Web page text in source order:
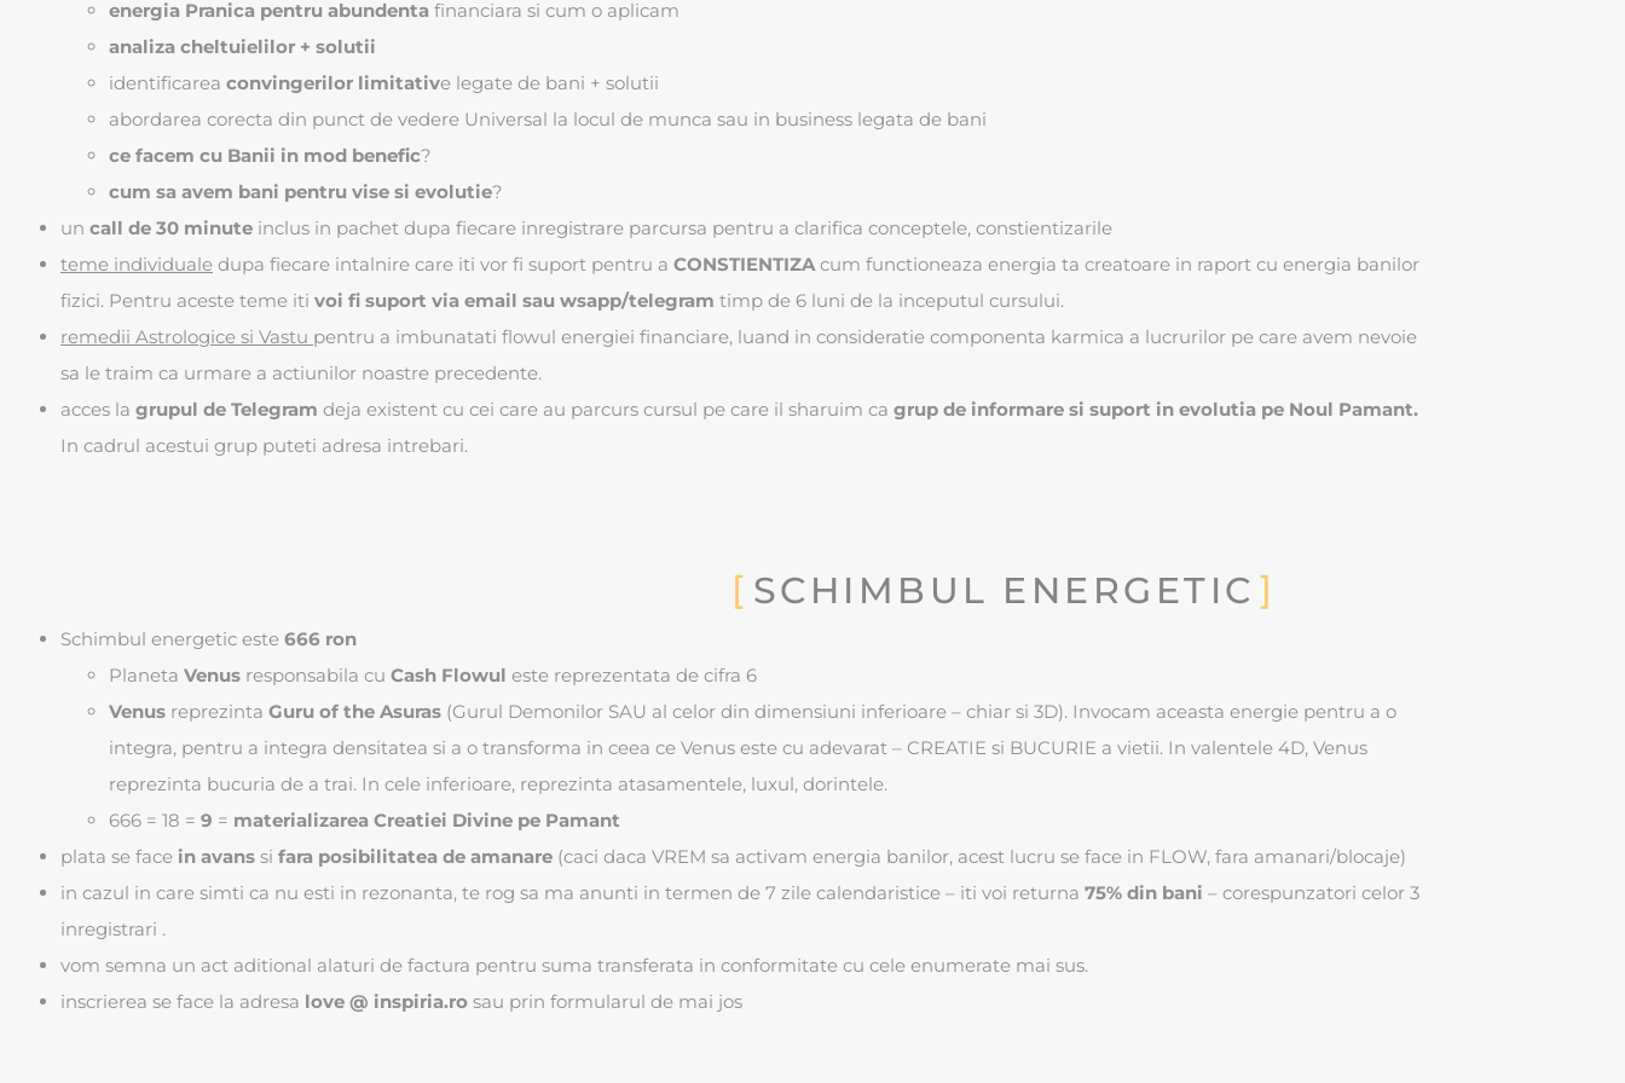
energia Pranica pentru abundenta financiara si cum o aplicam
analiza cheltuielilor + solutii
identificarea convingerilor limitative legate de bani + solutii
abordarea corecta din punct de vedere Universal la locul de munca sau in business legata de bani
ce facem cu Banii in mod benefic?
cum sa avem bani pentru vise si evolutie?
un call de 30 minute inclus in pachet dupa fiecare inregistrare parcursa pentru a clarifica conceptele, constientizarile
teme individuale dupa fiecare intalnire care iti vor fi suport pentru a CONSTIENTIZAcum functioneaza energia ta creatoare in raport cu energia banilor
fizici. Pentru aceste teme iti voi fi suport via email sau wsapp/telegram timp de 6 luni de la inceputul cursului.
remedii Astrologice si Vastu pentru a imbunatati flowul energiei financiare, luand in consideratie componenta karmica a lucrurilor pe care avem nevoie
sa le traim ca urmare a actiunilor noastre precedente.
acces la grupul de Telegram deja existent cu cei care au parcurs cursul pe care il sharuim ca grup de informare si suport in evolutia pe Noul Pamant.
In cadrul acestui grup puteti adresa intrebari.
SCHIMBUL ENERGETIC
Schimbul energetic este 666 ron
Planeta Venus responsabila cu Cash Flowul este reprezentata de cifra 6
Venus reprezinta Guru of the Asuras (Gurul Demonilor SAU al celor din dimensiuni inferioare – chiar si 3D). Invocam aceasta energie pentru a o
integra, pentru a integra densitatea si a o transforma in ceea ce Venus este cu adevarat – CREATIE si BUCURIE a vietii. In valentele 4D, Venus
reprezinta bucuria de a trai. In cele inferioare, reprezinta atasamentele, luxul, dorintele.
666 = 18 = 9 = materializarea Creatiei Divine pe Pamant
plata se face in avans si fara posibilitatea de amanare (caci daca VREM sa activam energia banilor, acest lucru se face in FLOW, fara amanari/blocaje)
in cazul in care simti ca nu esti in rezonanta, te rog sa ma anunti in termen de 7 zile calendaristice – iti voi returna 75% din bani – corespunzatori celor 3
inregistrari .
vom semna un act aditional alaturi de factura pentru suma transferata in conformitate cu cele enumerate mai sus.
inscrierea se face la adresa love @ inspiria.ro sau prin formularul de mai jos